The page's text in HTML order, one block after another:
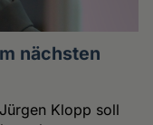
nächsten
Klopp soll